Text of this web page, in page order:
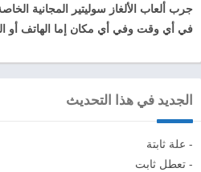
جرب ألعاب الألغاز سوليتير المجانية
في أي وقت وفي أي مكان إما الهاتف أو
الجديد في هذا التحديث
- علة ثابتة
- تعطل ثابت